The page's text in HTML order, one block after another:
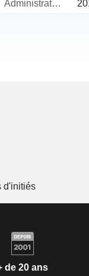
Administrateur
d'initiés
de 20 ans